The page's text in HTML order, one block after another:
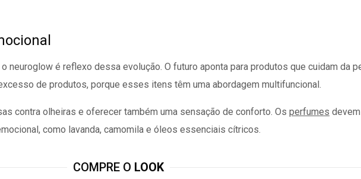
neuroglow é reflexo dessa evolução. O futuro aponta para produtos que cuidam da
de produtos, porque esses itens têm uma abordagem multifuncional.
contra olheiras e oferecer também uma sensação de conforto. Os perfumes
como lavanda, camomila e óleos essenciais cítricos.
COMPRE O LOOK